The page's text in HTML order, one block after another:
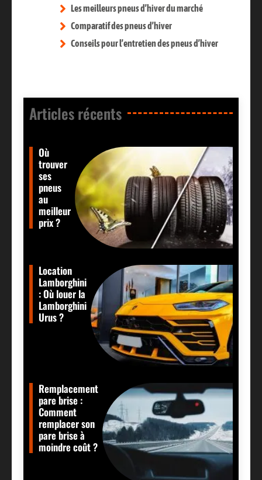
Les meilleurs pneus d’hiver du marché
Comparatif des pneus d’hiver
Conseils pour l’entretien des pneus d’hiver
Articles récents​
Où
trouver
ses
pneus
au
meilleur
prix ?
Location
Lamborghini
: Où louer la
Lamborghini
Urus ?
Remplacement
pare brise :
Comment
remplacer son
pare brise à
moindre coût ?